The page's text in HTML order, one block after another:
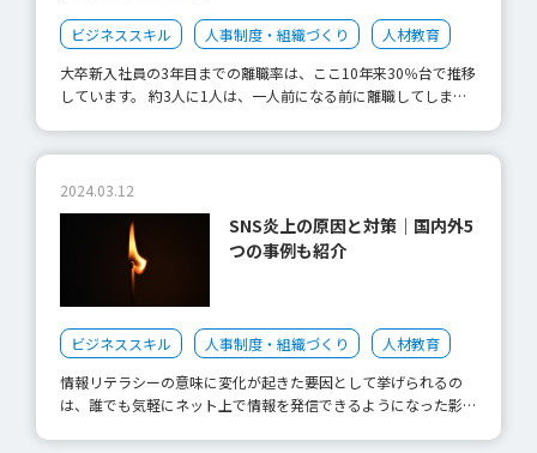
す要因を「動機づけ要因」、職務不満足を引き起こす要因を「衛
生要因」であると明らかにしました。 つまり心理学的にみる
と、モチベーションには、「内的モチベーション」（動機づけ要
因）と「外的モチベーション」（衛生要因）の2つがあり、社員
補い合うような関係です。 丁寧に社員のモチベーション管理を
するためには、外的モチベーションにおける問題を解決したうえ
で、内的モチベーションを満たす必要があるでしょう。 内的モ
チベーション（動機づけ要因） 内的モチベーション（動機づけ
要因）には、「仕事のやりがい」「達成感や効力感」「職場メン
バーへの信頼」「会社のミッションやビジョンへの共鳴」等が該
当します。 動機付け要因は、促進要因とも呼ばれています。つ
まり「ないからといって、すぐに不満が出るものではない」もの
の「あればあるほど、モチベーションが高まる」要素なのです。
ハーズバーグ提唱の「二要因理論」によると、人は以下のような
感情を求めて生きています。 ・自分の存在意義を感じたい（達
成感） ・自分の存在意義を認められたい（達成の承認） ・成果
ビジネススキル 人事制度・組織づくり
人材教育
大卒新入社員の3年目までの離職率は、ここ10年来30％台で推移
しています。 約3人に1人は、一人前になる前に離職してしまう
員に限ったことではなく、若い世代の特徴として「教えらたれた
ことをこなす能力は高い」、「真面目で理解力が高い」、「向上
心がある」などなどが挙げられています。 一方で、「自主解決
能力に欠ける」、「高望みせず、ほどほどで満足する」、「状況
に適応する自律性がない」など、複雑でかつスピーディーなビジ
ネスの現場環境で判断力を発揮し、新しい発想をチャンスへとつ
「最近の若者は根性が足りない」という諸先輩方の声が聞こえて
事部にとっては大切な仕事です。 新入社員を育てる環境づくり
の現状 産業能率大学が企業の教育担当者を対象にして行なった
調査によれば、「中堅社員に求める役割」で第1位に挙げられた
2024.03.12
SNS炎上の原因と対策｜国内外5
つの事例も紹介
ビジネススキル 人事制度・組織づくり
人材教育
情報リテラシーの意味に変化が起きた要因として挙げられるの
は、誰でも気軽にネット上で情報を発信できるようになった影響